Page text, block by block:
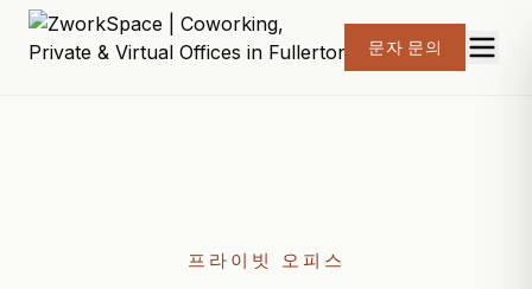
문자 문의
프라이빗 오피스